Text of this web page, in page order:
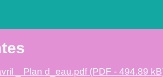
_ Plan d_eau.pdf (PDF - 494.89